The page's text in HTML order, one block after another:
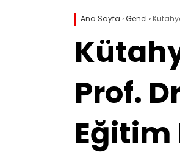
Ana Sayfa ›Genel ›
Prof.
Eğitim